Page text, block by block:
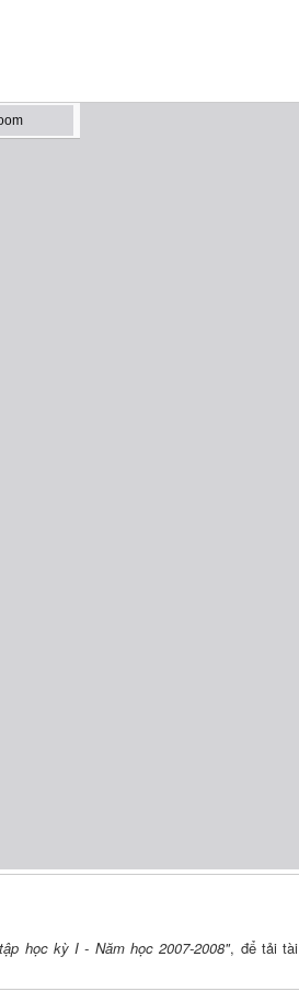
học kỳ I - Năm học 2007-2008", để tải